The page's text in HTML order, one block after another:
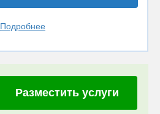
Подробнее
Разместить услуги